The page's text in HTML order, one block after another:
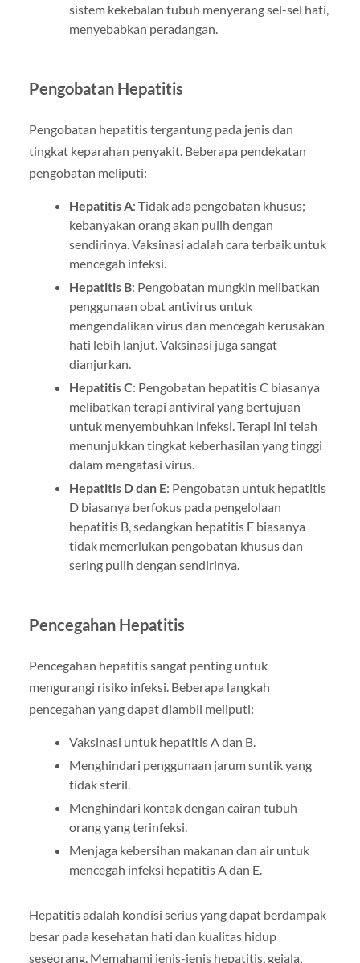
sistem kekebalan tubuh menyerang sel-sel hati,
menyebabkan peradangan.
Pengobatan Hepatitis
Pengobatan hepatitis tergantung pada jenis dan
tingkat keparahan penyakit. Beberapa pendekatan
pengobatan meliputi:
Hepatitis A: Tidak ada pengobatan khusus;
kebanyakan orang akan pulih dengan
sendirinya. Vaksinasi adalah cara terbaik untuk
mencegah infeksi.
Hepatitis B: Pengobatan mungkin melibatkan
penggunaan obat antivirus untuk
mengendalikan virus dan mencegah kerusakan
hati lebih lanjut. Vaksinasi juga sangat
dianjurkan.
Hepatitis C: Pengobatan hepatitis C biasanya
melibatkan terapi antiviral yang bertujuan
untuk menyembuhkan infeksi. Terapi ini telah
menunjukkan tingkat keberhasilan yang tinggi
dalam mengatasi virus.
Hepatitis D dan E: Pengobatan untuk hepatitis
D biasanya berfokus pada pengelolaan
hepatitis B, sedangkan hepatitis E biasanya
tidak memerlukan pengobatan khusus dan
sering pulih dengan sendirinya.
Pencegahan Hepatitis
Pencegahan hepatitis sangat penting untuk
mengurangi risiko infeksi. Beberapa langkah
pencegahan yang dapat diambil meliputi:
Vaksinasi untuk hepatitis A dan B.
Menghindari penggunaan jarum suntik yang
tidak steril.
Menghindari kontak dengan cairan tubuh
orang yang terinfeksi.
Menjaga kebersihan makanan dan air untuk
mencegah infeksi hepatitis A dan E.
Hepatitis adalah kondisi serius yang dapat berdampak
besar pada kesehatan hati dan kualitas hidup
seseorang. Memahami jenis-jenis hepatitis, gejala,